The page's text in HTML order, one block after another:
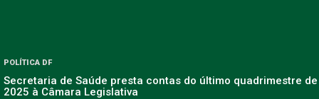
POLÍTICA DF
Secretaria de Saúde presta contas do último quadrimestre de
2025 à Câmara Legislativa